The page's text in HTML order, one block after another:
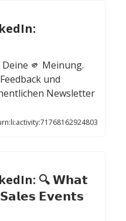
🫵 Meinung.
und
Newsletter
🔍 𝗪𝗵𝗮𝘁
𝗘𝘃𝗲𝗻𝘁𝘀